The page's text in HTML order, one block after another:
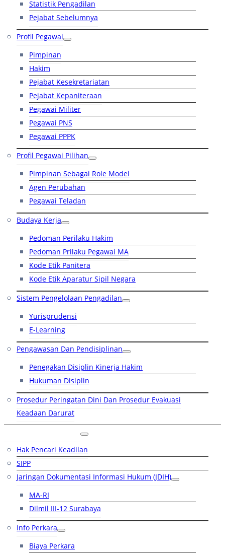
Statistik Pengadilan
Pejabat Sebelumnya
Profil Pegawai
Pimpinan
Hakim
Pejabat Kesekretariatan
Pejabat Kepaniteraan
Pegawai Militer
Pegawai PNS
Pegawai PPPK
Profil Pegawai Pilihan
Pimpinan Sebagai Role Model
Agen Perubahan
Pegawai Teladan
Budaya Kerja
Pedoman Perilaku Hakim
Pedoman Prilaku Pegawai MA
Kode Etik Panitera
Kode Etik Aparatur Sipil Negara
Sistem Pengelolaan Pengadilan
Yurisprudensi
E-Learning
Pengawasan Dan Pendisiplinan
Penegakan Disiplin Kinerja Hakim
Hukuman Disiplin
Prosedur Peringatan Dini Dan Prosedur Evakuasi
Keadaan Darurat
Hak Pencari Keadilan
SIPP
Jaringan Dokumentasi Informasi Hukum (JDIH)
MA-RI
Dilmil III-12 Surabaya
Info Perkara
Biaya Perkara